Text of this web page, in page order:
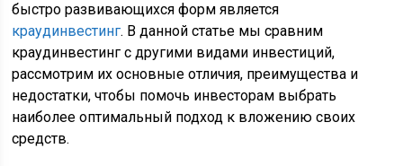
быстро развивающихся форм является
краудинвестинг. В данной статье мы сравним
краудинвестинг с другими видами инвестиций,
рассмотрим их основные отличия, преимущества и
недостатки, чтобы помочь инвесторам выбрать
наиболее оптимальный подход к вложению своих
средств.